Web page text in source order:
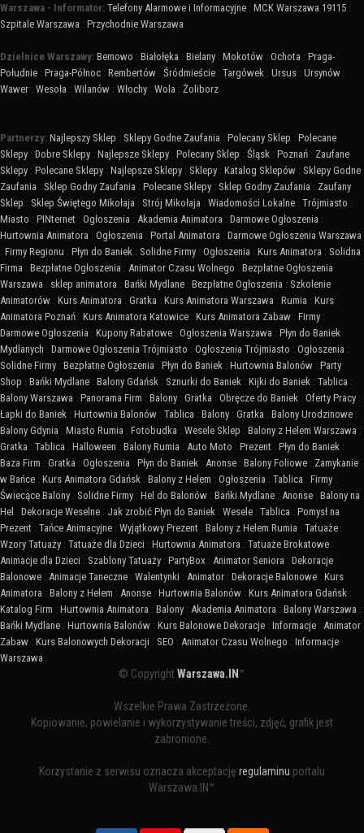
Warszawa - Informator: Telefony Alarmowe i Informacyjne : MCK Warszawa 19115 :
Szpitale Warszawa : Przychodnie Warszawa
Dzielnice Warszawy: Bemowo : Białołęka : Bielany : Mokotów : Ochota : Praga-
Południe : Praga-Północ : Rembertów : Śródmieście : Targówek : Ursus : Ursynów :
Wawer : Wesoła : Wilanów : Włochy : Wola : Żoliborz
Partnerzy: Najlepszy Sklep : Sklepy Godne Zaufania : Polecany Sklep : Polecane
Sklepy : Dobre Sklepy : Najlepsze Sklepy : Polecany Sklep : Śląsk : Poznań : Zaufane
Sklepy : Polecane Sklepy : Najlepsze Sklepy : Sklepy : Katalog Sklepów : Sklepy Godne
Zaufania : Sklep Godny Zaufania : Polecane Sklepy : Sklep Godny Zaufania : Zaufany
Sklep : Sklep Świętego Mikołaja : Strój Mikołaja : Wiadomości Lokalne : Trójmiasto :
Miasto : PINternet : Ogłoszenia : Akademia Animatora : Darmowe Ogłoszenia :
Hurtownia Animatora : Ogłoszenia : Portal Animatora : Darmowe Ogłoszenia Warszawa
: Firmy Regionu : Płyn do Baniek : Solidne Firmy : Ogłoszenia : Kurs Animatora : Solidna
Firma : Bezpłatne Ogłoszenia : Animator Czasu Wolnego : Bezpłatne Ogłoszenia
Warszawa : sklep animatora : Bańki Mydlane : Bezpłatne Ogłoszenia : Szkolenie
Animatorów : Kurs Animatora : Gratka : Kurs Animatora Warszawa : Rumia : Kurs
Animatora Poznań : Kurs Animatora Katowice : Kurs Animatora Zabaw : Firmy :
Darmowe Ogłoszenia : Kupony Rabatowe : Ogłoszenia Warszawa : Płyn do Baniek
Mydlanych : Darmowe Ogłoszenia Trójmiasto : Ogłoszenia Trójmiasto : Ogłoszenia :
Solidne Firmy : Bezpłatne Ogłoszenia : Płyn do Baniek : Hurtownia Balonów : Party
Shop : Bańki Mydlane : Balony Gdańsk : Sznurki do Baniek : Kijki do Baniek : Tablica :
Balony Warszawa : Panorama Firm : Balony : Gratka : Obręcze do Baniek : Oferty Pracy :
Łapki do Baniek : Hurtownia Balonów : Tablica : Balony : Gratka : Balony Urodzinowe :
Balony Gdynia : Miasto Rumia : Fotobudka : Wesele Sklep : Balony z Helem Warszawa :
Gratka : Tablica : Halloween : Balony Rumia : Auto Moto : Prezent : Płyn do Baniek :
Baza Firm : Gratka : Ogłoszenia : Płyn do Baniek : Anonse : Balony Foliowe : Zamykanie
w Bańce : Kurs Animatora Gdańsk : Balony z Helem : Ogłoszenia : Tablica : Firmy :
Świecące Balony : Solidne Firmy : Hel do Balonów : Bańki Mydlane : Anonse : Balony na
Hel : Dekoracje Weselne : Jak zrobić Płyn do Baniek : Wesele : Tablica : Pomysł na
Prezent : Tańce Animacyjne : Wyjątkowy Prezent : Balony z Helem Rumia : Tatuaże :
Wzory Tatuaży : Tatuaże dla Dzieci : Hurtownia Animatora : Tatuaże Brokatowe :
Animacje dla Dzieci : Szablony Tatuaży : PartyBox : Animator Seniora : Dekoracje
Balonowe : Animacje Taneczne : Walentynki : Animator : Dekoracje Balonowe : Kurs
Animatora : Balony z Helem : Anonse : Hurtownia Balonów : Kurs Animatora Gdańsk :
Katalog Firm : Hurtownia Animatora : Balony : Akademia Animatora : Balony Warszawa :
Bańki Mydlane : Hurtownia Balonów : Kurs Balonowe Dekoracje : Informacje : Animator
Zabaw : Kurs Balonowych Dekoracji : SEO : Animator Czasu Wolnego : Informacje
Warszawa
© CopyrightWarszawa.IN ™
Wszelkie Prawa Zastrzeżone.
Kopiowanie, powielanie i wykorzystywanie treści, zdjęć, grafik jest
zabronione.
Korzystanie z serwisu oznacza akceptację regulaminu portalu
Warszawa.IN™